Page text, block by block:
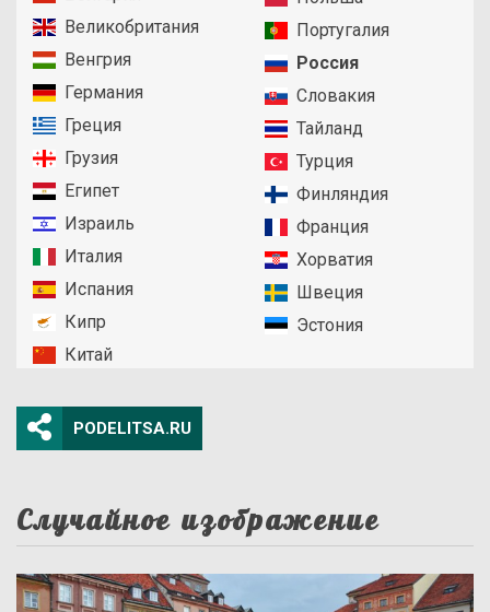
Великобритания
Венгрия
Германия
Греция
Грузия
Египет
Израиль
Италия
Испания
Кипр
Китай
Португалия
Россия
Словакия
Тайланд
Турция
Финляндия
Франция
Хорватия
Швеция
Эстония
PODELITSA.RU
Случайное изображение